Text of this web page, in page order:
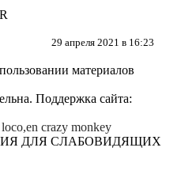
29 апреля 2021 в 16:23
материалов
Поддержка сайта:
crazy monkey
ДЛЯ СЛАБОВИДЯЩИХ